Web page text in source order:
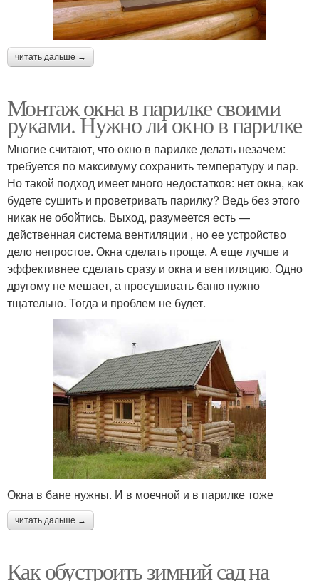
читать дальше →
Монтаж окна в парилке своими
руками. Нужно ли окно в парилке
Многие считают, что окно в парилке делать незачем:
требуется по максимуму сохранить температуру и пар.
Но такой подход имеет много недостатков: нет окна, как
будете сушить и проветривать парилку? Ведь без этого
никак не обойтись. Выход, разумеется есть —
действенная система вентиляции , но ее устройство
дело непростое. Окна сделать проще. А еще лучше и
эффективнее сделать сразу и окна и вентиляцию. Одно
другому не мешает, а просушивать баню нужно
тщательно. Тогда и проблем не будет.
Окна в бане нужны. И в моечной и в парилке тоже
читать дальше →
Как обустроить зимний сад на